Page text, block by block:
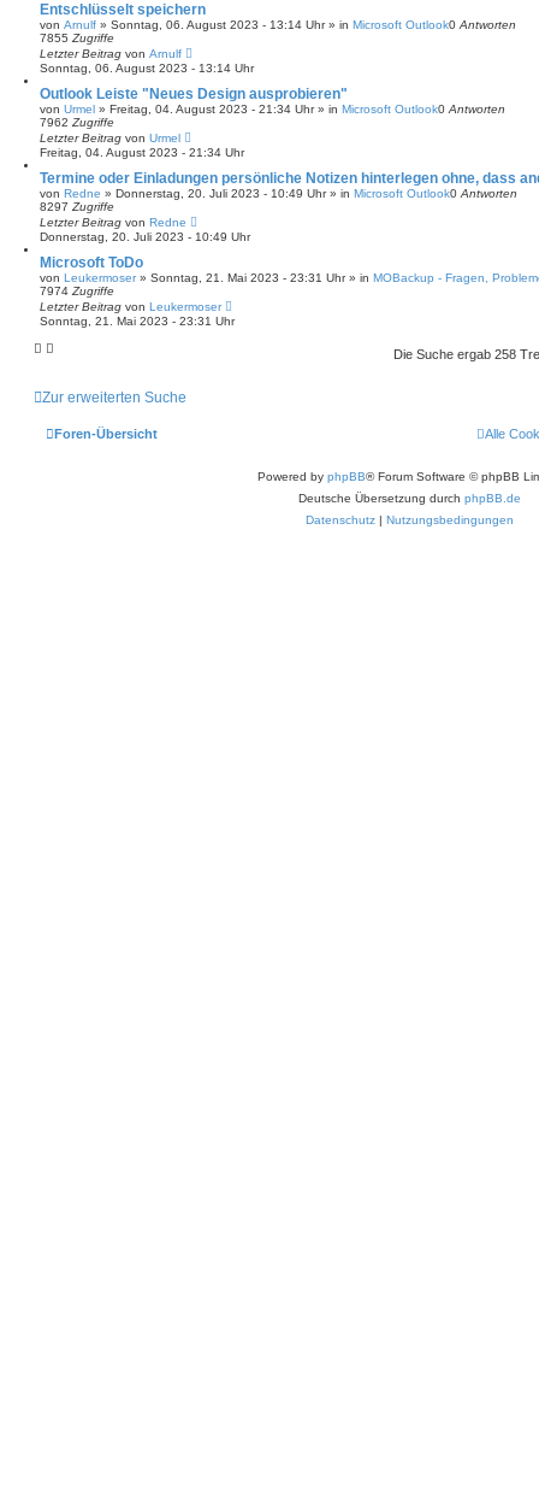
Entschlüsselt speichern
von Arnulf » Sonntag, 06. August 2023 - 13:14 Uhr» in Microsoft Outlook0 Antworten
7855 Zugriffe
Letzter Beitrag von Arnulf
Sonntag, 06. August 2023 - 13:14 Uhr
Outlook Leiste "Neues Design ausprobieren"
von Urmel » Freitag, 04. August 2023 - 21:34 Uhr» in Microsoft Outlook0 Antworten
7962 Zugriffe
Letzter Beitrag von Urmel
Freitag, 04. August 2023 - 21:34 Uhr
Termine oder Einladungen persönliche Notizen hinterlegen ohne, dass
von Redne » Donnerstag, 20. Juli 2023 - 10:49 Uhr» in Microsoft Outlook0 Antworten
8297 Zugriffe
Letzter Beitrag von Redne
Donnerstag, 20. Juli 2023 - 10:49 Uhr
Microsoft ToDo
von Leukermoser» Sonntag, 21. Mai 2023 - 23:31 Uhr» in MOBackup - Fragen,
7974 Zugriffe
Letzter Beitrag von Leukermoser
Sonntag, 21. Mai 2023 - 23:31 Uhr
Die Suche ergab 258
Zur erweiterten Suche
Foren-Übersicht Alle
Powered by phpBB® Forum Software © phpBB
Deutsche Übersetzung durch phpBB.de
Datenschutz | Nutzungsbedingungen